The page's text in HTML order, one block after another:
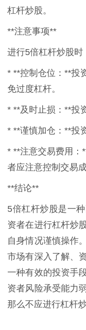
杠杆炒股。
**注意事项**
进行5倍杠杆炒股时
* **控制仓位：**投
免过度杠杆。
* **及时止损：**投
* **谨慎加仓：**投
* **注意交易费用：
者应注意控制交易成
**结论**
5倍杠杆炒股是一
资者在进行杠杆炒
自身情况谨慎操作
市场有深入了解、
一种有效的投资手
资者风险承受能力
那么不应进行杠杆炒